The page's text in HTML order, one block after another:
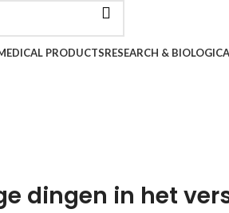
PRODUCTSRESEARCH &
dingen in het